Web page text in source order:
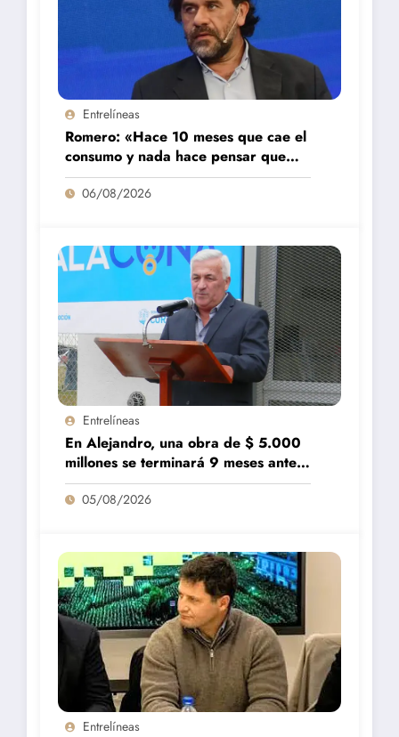
Entrelíneas
Romero: «Hace 10 meses que cae el
consumo y nada hace pensar que
vaya a repuntar»
06/08/2026
Entrelíneas
En Alejandro, una obra de $ 5.000
millones se terminará 9 meses antes
de lo previsto
05/08/2026
Entrelíneas